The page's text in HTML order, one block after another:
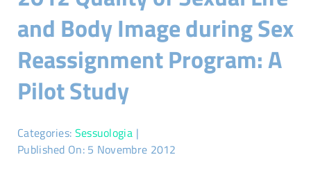
Afasia
Salute sessuale
and Body Image during Sex
Reassignment Program: A
Pilot Study
Categories: Sessuologia |
Published On: 5 Novembre 2012